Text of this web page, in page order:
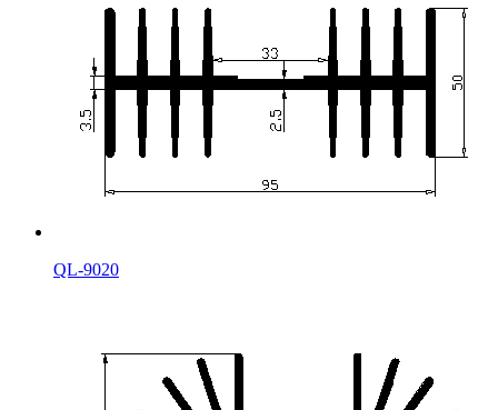
QL-9020